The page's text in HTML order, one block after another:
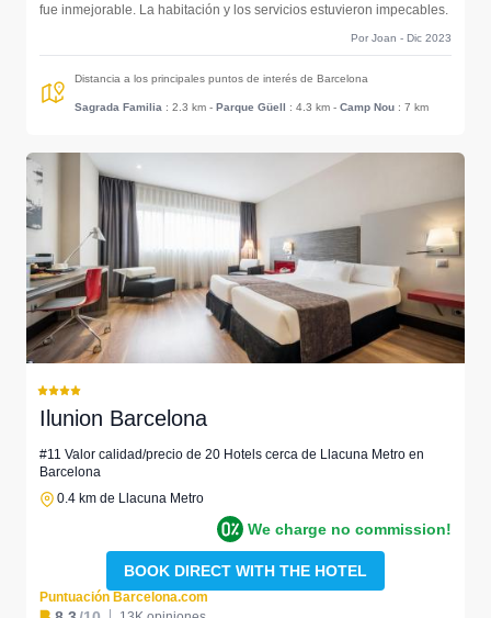
fue inmejorable. La habitación y los servicios estuvieron impecables.
Por Joan - Dic 2023
Distancia a los principales puntos de interés de Barcelona
Sagrada Familia : 2.3 km - Parque Güell : 4.3 km - Camp Nou : 7 km
Ilunion Barcelona
#11 Valor calidad/precio de 20 Hotels cerca de Llacuna Metro en
Barcelona
0.4 km de Llacuna Metro
We charge no commission!
BOOK DIRECT WITH THE HOTEL
Puntuación Barcelona.com